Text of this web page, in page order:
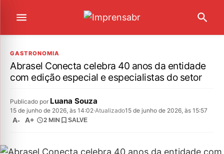
GASTRONOMIA
Abrasel Conecta celebra 40 anos da entidade
com edição especial e especialistas do setor
Publicado por Luana Souza
15 de junho de 2026, às 14:02·Atualizado15 de junho de 2026, às 15:57
A- A+ 2 MIN SALVE